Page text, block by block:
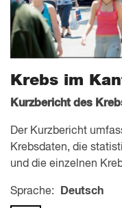
Krebs im
Kurzbericht des
Der Kurzbericht
Krebsdaten, die
und die einzelnen
Sprache: Deutsch